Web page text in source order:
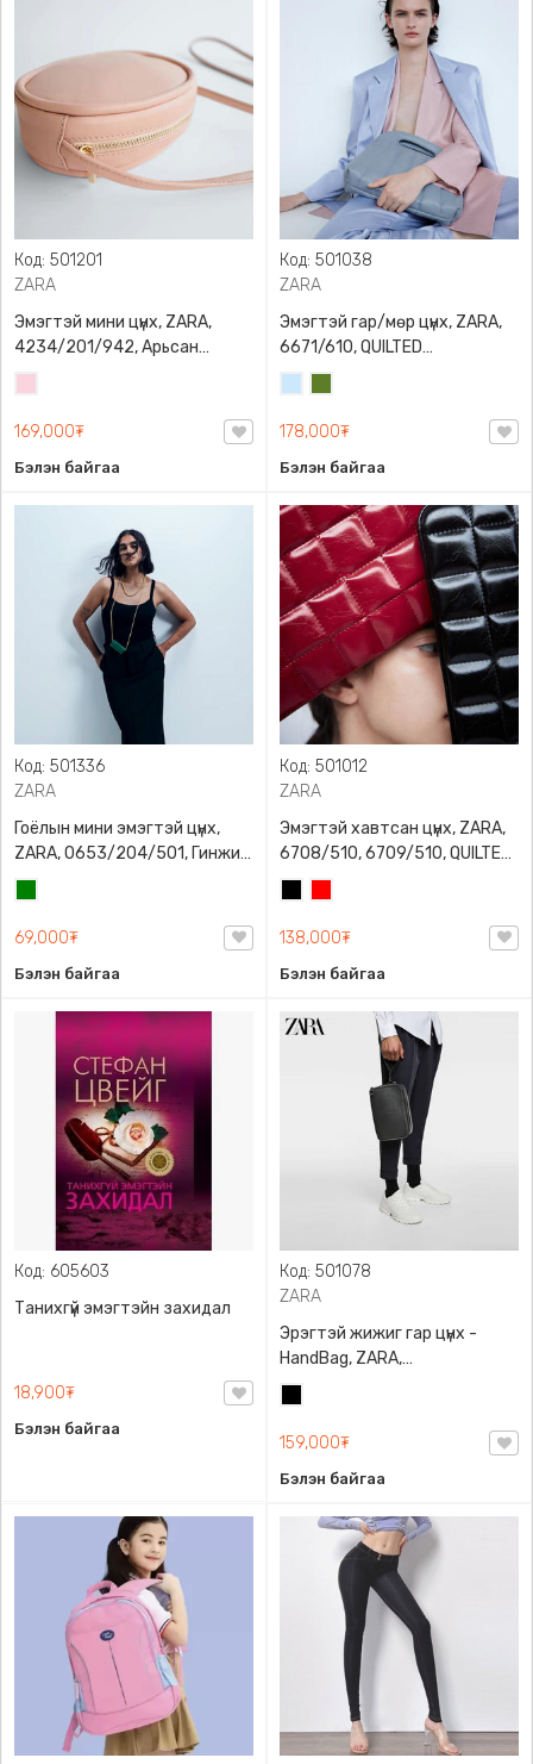
Код: 501201
ZARA
Эмэгтэй мини цүнх, ZARA,
4234/201/942, Арьсан
материалтай, LIMITED EDITION
OVAL LEATHER HANDBAG TRF
169,000₮
Бэлэн байгаа
Код: 501038
ZARA
Эмэгтэй гар/мөр цүнх, ZARA,
6671/610, QUILTED
CROSSBODY BAG WITH HANDLE
178,000₮
Бэлэн байгаа
Код: 501336
ZARA
Гоёлын мини эмэгтэй цүнх,
ZARA, 0653/204/501, Гинжин
оосортой, Дотроо тольтой
69,000₮
Бэлэн байгаа
Код: 501012
ZARA
Эмэгтэй хавтсан цүнх, ZARA,
6708/510, 6709/510, QUILTED
CLUTCH BAGDETAILS, Лакан,
Гинжин оосортой
138,000₮
Бэлэн байгаа
Код: 605603
Танихгүй эмэгтэйн захидал
18,900₮
Бэлэн байгаа
Код: 501078
ZARA
Эрэгтэй жижиг гар цүнх -
HandBag, ZARA,
3720/005/040, PU арьс
159,000₮
Бэлэн байгаа